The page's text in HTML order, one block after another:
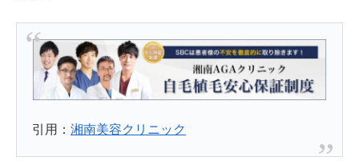
引用：湘南美容クリニック